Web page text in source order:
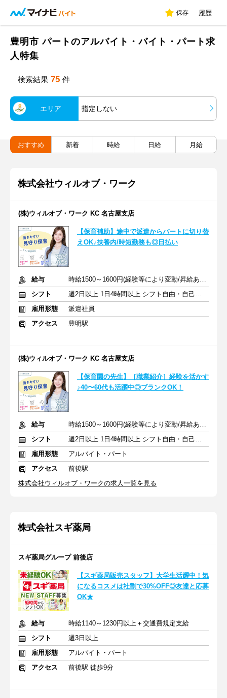
保存 履歴
豊明市 パートのアルバイト・バイト・パート求
人特集
検索結果 75 件
エリア 指定しない
おすすめ 新着 時給 日給 月給
株式会社ウィルオブ・ワーク
(株)ウィルオブ・ワーク KC 名古屋支店
【保育補助】途中で派遣からパートに切り替
えOK♪扶養内/時短勤務も◎日払い
給与
時給1500～1600円(経験等により変動/昇給あり)＋交通費全額支給
シフト
週2日以上 1日4時間以上 シフト自由・自己申告
雇用形態
派遣社員
アクセス
豊明駅
(株)ウィルオブ・ワーク KC 名古屋支店
【保育園の先生】［職業紹介］経験を活かす
♪40〜60代も活躍中◎ブランクOK！
給与
時給1500～1600円(経験等により変動/昇給あり)＋交通費全額支給
シフト
週2日以上 1日4時間以上 シフト自由・自己申告
雇用形態
アルバイト・パート
アクセス
前後駅
株式会社ウィルオブ・ワークの求人一覧を見る
株式会社スギ薬局
スギ薬局グループ 前後店
【スギ薬局販売スタッフ】大学生活躍中！気
になるコスメは社割で30%OFF◎友達と応募
OK★
給与
時給1140～1230円以上＋交通費規定支給
シフト
週3日以上
雇用形態
アルバイト・パート
アクセス
前後駅 徒歩9分